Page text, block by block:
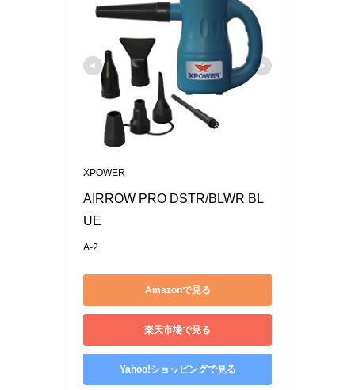
XPOWER
AIRROW PRO DSTR/BLWR BL
UE
A-2
Amazonで見る
楽天市場で見る
Yahoo!ショッピングで見る